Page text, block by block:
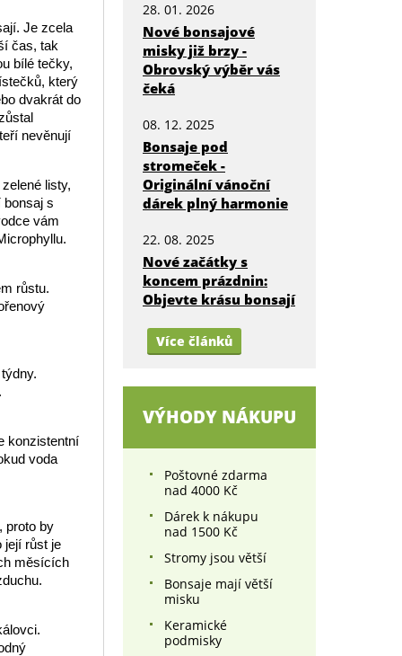
Je zcela
čas, tak
bílé tečky,
který
dvakrát do
nevěnují
listy,
bonsaj s
vám
růstu.
konzistentní
voda
proto by
její růst je
měsících
28. 01. 2026
Nové bonsajové
misky již brzy -
Obrovský výběr vás
čeká
08. 12. 2025
Bonsaje pod
stromeček -
Originální vánoční
dárek plný harmonie
22. 08. 2025
Nové začátky s
koncem prázdnin:
Objevte krásu bonsají
Více článků
VÝHODY NÁKUPU
Poštovné zdarma
nad 4000 Kč
Dárek k nákupu
nad 1500 Kč
Stromy jsou větší
Bonsaje mají větší
misku
Keramické
podmisky